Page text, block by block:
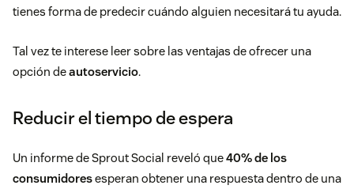
tienes forma de predecir cuándo alguien necesitará tu ayuda.
Tal vez te interese leer sobre las ventajas de ofrecer una
opción deautoservicio.
Reducir el tiempo de espera
Un informe de Sprout Social reveló que40% de los
consumidoresesperan obtener una respuesta dentro de una